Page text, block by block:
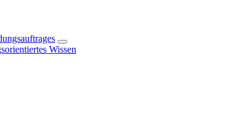
Wissen